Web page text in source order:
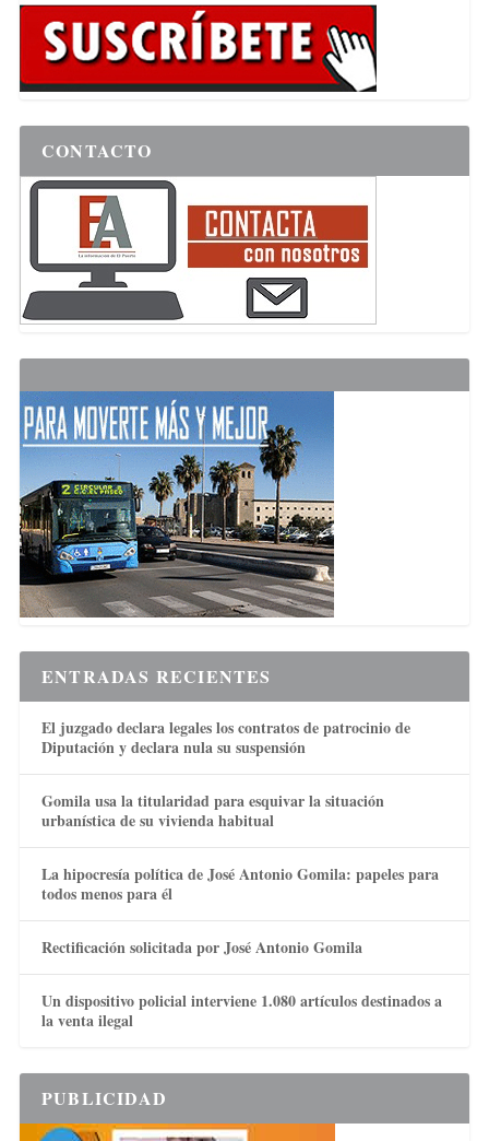
CONTACTO
ENTRADAS RECIENTES
El juzgado declara legales los contratos de patrocinio de
Diputación y declara nula su suspensión
Gomila usa la titularidad para esquivar la situación
urbanística de su vivienda habitual
La hipocresía política de José Antonio Gomila: papeles para
todos menos para él
Rectificación solicitada por José Antonio Gomila
Un dispositivo policial interviene 1.080 artículos destinados a
la venta ilegal
PUBLICIDAD